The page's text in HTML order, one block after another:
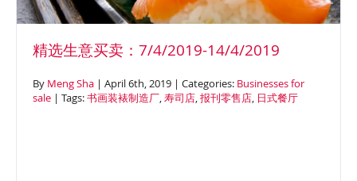
精选生意买卖：7/4/2019-14/4/2019
By Meng Sha | April 6th, 2019 | Categories: Businesses for
sale | Tags:书画装裱制造厂,寿司店,报刊零售店, 日式餐厅